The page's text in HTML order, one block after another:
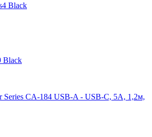
Black
Black
Series CA-184 USB-A - USB-C, 5A, 1,2м,